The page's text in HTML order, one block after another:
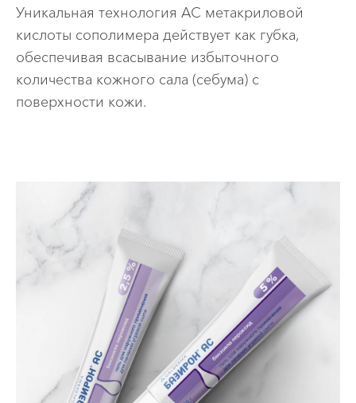
Уникальная технология AC метакриловой
кислоты сополимера действует как губка,
обеспечивая всасывание избыточного
количества кожного сала (себума) с
поверхности кожи.